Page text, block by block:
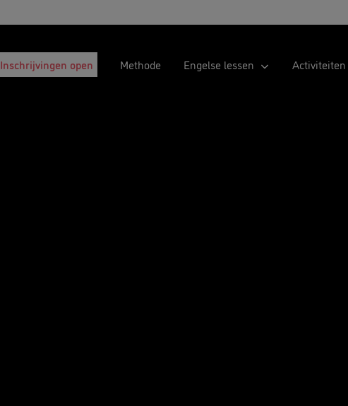
Inschrijvingen open Methode Engelse lessen